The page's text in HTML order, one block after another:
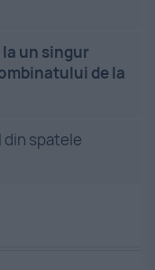
un singur
de la
din spatele